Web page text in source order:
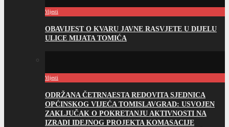
Vijesti
OBAVIJEST O KVARU JAVNE RASVJETE U DIJELU
ULICE MIJATA TOMIĆA
Vijesti
ODRŽANA ČETRNAESTA REDOVITA SJEDNICA
OPĆINSKOG VIJEĆA TOMISLAVGRAD: USVOJEN
ZAKLJUČAK O POKRETANJU AKTIVNOSTI NA
IZRADI IDEJNOG PROJEKTA KOMASACIJE